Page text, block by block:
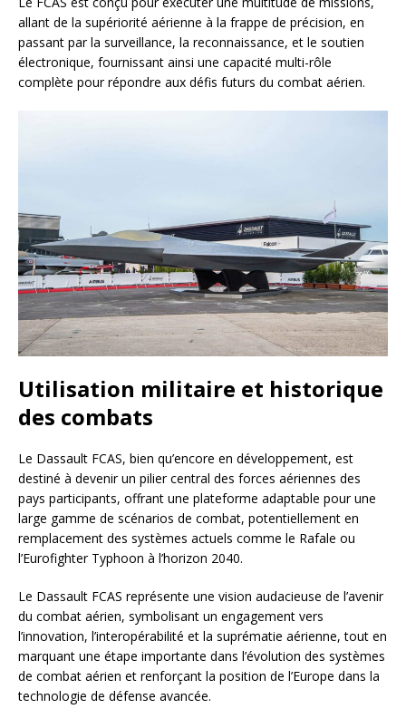
allant de la supériorité aérienne à la frappe de précision, en
passant par la surveillance, la reconnaissance, et le soutien
électronique, fournissant ainsi une capacité multi-rôle
complète pour répondre aux défis futurs du combat aérien.
Utilisation militaire et historique
des combats
Le Dassault FCAS, bien qu’encore en développement, est
destiné à devenir un pilier central des forces aériennes des
pays participants, offrant une plateforme adaptable pour une
large gamme de scénarios de combat, potentiellement en
remplacement des systèmes actuels comme le Rafale ou
l’Eurofighter Typhoon à l’horizon 2040.
Le Dassault FCAS représente une vision audacieuse de l’avenir
du combat aérien, symbolisant un engagement vers
l’innovation, l’interopérabilité et la suprématie aérienne, tout en
marquant une étape importante dans l’évolution des systèmes
de combat aérien et renforçant la position de l’Europe dans la
technologie de défense avancée.